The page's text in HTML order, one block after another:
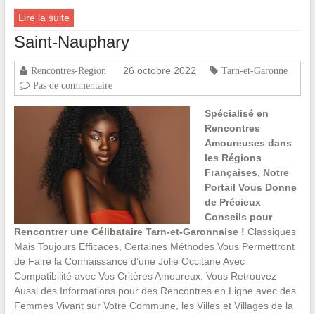
Lire la suite
Saint-Nauphary
Rencontres-Region 26 octobre 2022
Tarn-et-Garonne
Pas de commentaire
Spécialisé en
Rencontres
Amoureuses dans
les Régions
Françaises, Notre
Portail Vous Donne
de Précieux
Conseils pour
Rencontrer une Célibataire Tarn-et-Garonnaise ! Classiques
Mais Toujours Efficaces, Certaines Méthodes Vous Permettront
de Faire la Connaissance d’une Jolie Occitane Avec
Compatibilité avec Vos Critères Amoureux. Vous Retrouvez
Aussi des Informations pour des Rencontres en Ligne avec des
Femmes Vivant sur Votre Commune, les Villes et Villages de la